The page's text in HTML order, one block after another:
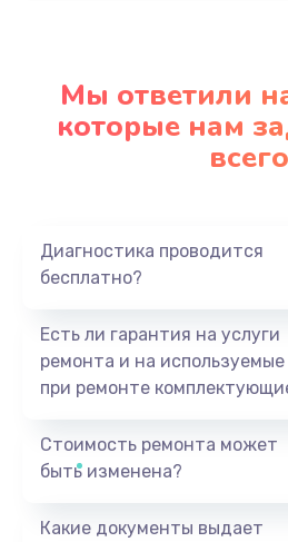
Мы ответили
которые нам
всего
Диагностика проводится
бесплатно?
Есть ли гарантия на услуги
ремонта и на используемые
при ремонте
Стоимость ремонта может
быть изменена?
Какие документы выдает